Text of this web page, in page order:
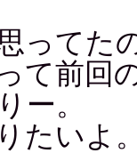
ってた
て前回
ー。
たいよ